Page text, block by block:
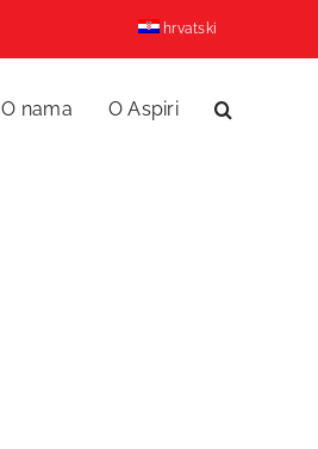
hrvatski
O nama O Aspiri